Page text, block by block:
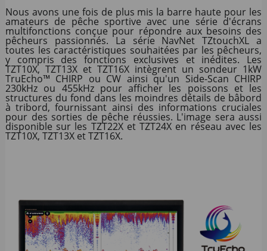
Nous avons une fois de plus mis la barre haute pour les
amateurs de pêche sportive avec une série d'écrans
multifonctions conçue pour répondre aux besoins des
pêcheurs passionnés. La série NavNet TZtouchXL a
toutes les caractéristiques souhaitées par les pêcheurs,
y compris des fonctions exclusives et inédites. Les
TZT10X, TZT13X et TZT16X intègrent un sondeur 1kW
TruEcho™ CHIRP ou CW ainsi qu'un Side-Scan CHIRP
230kHz ou 455kHz pour afficher les poissons et les
structures du fond dans les moindres détails de bâbord
à tribord, fournissant ainsi des informations cruciales
pour des sorties de pêche réussies. L'image sera aussi
disponible sur les TZT22X et TZT24X en réseau avec les
TZT10X, TZT13X et TZT16X.